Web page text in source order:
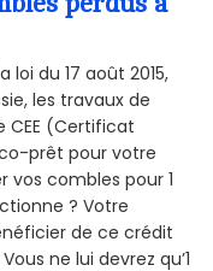
du 17 août 2015,
les travaux de
CEE (Certificat
prêt pour votre
vos combles pour 1
? Votre
de ce crédit
ne lui devrez qu’1